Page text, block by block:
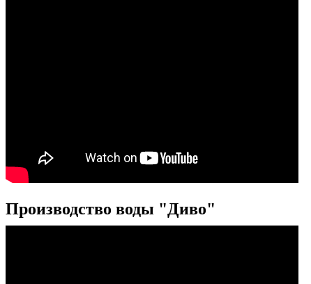
Производство воды "Диво"